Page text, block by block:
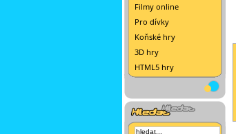
Filmy online
Pro dívky
Koňské hry
3D hry
HTML5 hry